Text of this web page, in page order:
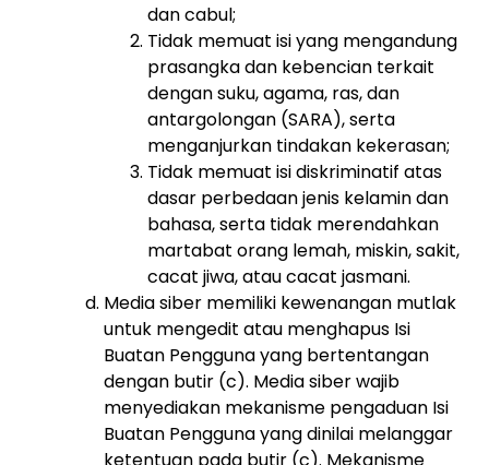
dan cabul;
Tidak memuat isi yang mengandung
prasangka dan kebencian terkait
dengan suku, agama, ras, dan
antargolongan (SARA), serta
menganjurkan tindakan kekerasan;
Tidak memuat isi diskriminatif atas
dasar perbedaan jenis kelamin dan
bahasa, serta tidak merendahkan
martabat orang lemah, miskin, sakit,
cacat jiwa, atau cacat jasmani.
Media siber memiliki kewenangan mutlak
untuk mengedit atau menghapus Isi
Buatan Pengguna yang bertentangan
dengan butir (c). Media siber wajib
menyediakan mekanisme pengaduan Isi
Buatan Pengguna yang dinilai melanggar